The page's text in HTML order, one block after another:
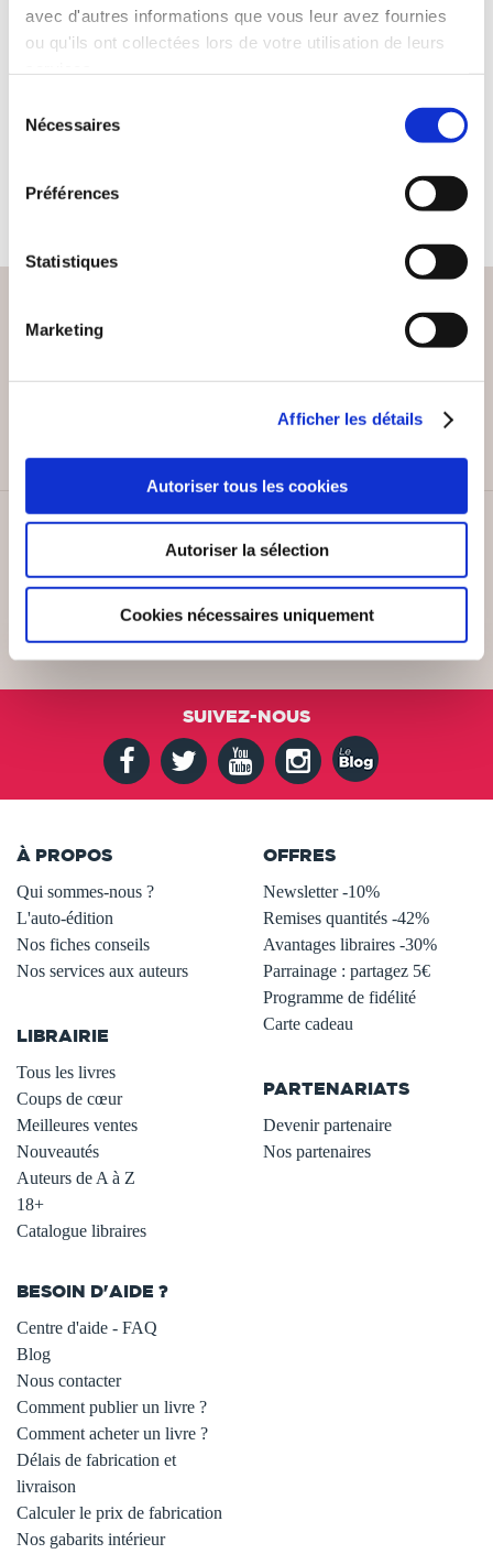
avec d'autres informations que vous leur avez fournies
ou qu'ils ont collectées lors de votre utilisation de leurs
Nécessaires
Préférences
Statistiques
Marketing
Afficher les détails
Autoriser tous les cookies
Autoriser la sélection
Cookies nécessaires uniquement
Will M. LeBrun
RENDONS LE
Politique
SUIVEZ-NOUS
À PROPOS
Qui sommes-nous ?
L'auto-édition
Nos fiches conseils
Nos services aux auteurs
LIBRAIRIE
Tous les livres
Coups de cœur
Meilleures ventes
Nouveautés
Auteurs de A à Z
18+
Catalogue libraires
OFFRES
Newsletter -10%
Remises quantités -42%
Avantages libraires -30%
Parrainage : partagez 5€
Programme de fidélité
Carte cadeau
PARTENARIATS
Devenir partenaire
Nos partenaires
BESOIN D'AIDE ?
Centre d'aide - FAQ
Blog
Nous contacter
Comment publier un livre ?
Comment acheter un livre ?
Délais de fabrication et
livraison
Calculer le prix de fabrication
Nos gabarits intérieur